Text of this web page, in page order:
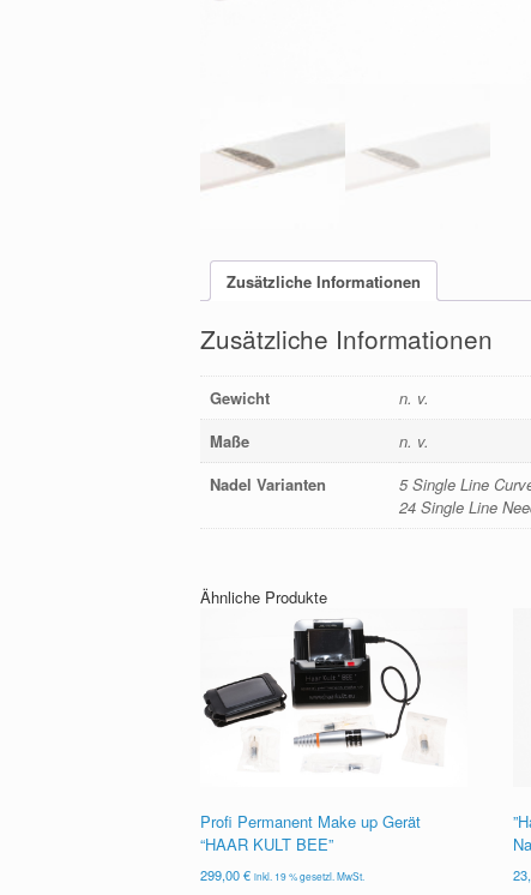
Zusätzliche Informationen
Zusätzliche Informationen
Gewicht
n. v.
Maße
n. v.
Nadel Varianten
5 Single Line
24 Single Line
Ähnliche Produkte
Profi Permanent Make up Gerät
“HAAR KULT BEE”
299,00€ inkl. 19 % gesetzl. MwSt.